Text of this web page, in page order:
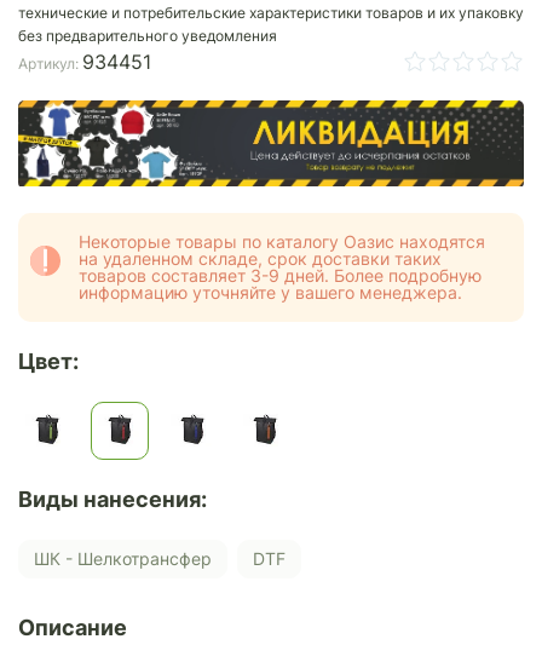
технические и потребительские характеристики товаров и их упаковку
без предварительного уведомления
Артикул: 934451
Некоторые товары по каталогу Оазис находятся
на удаленном складе, срок доставки таких
товаров составляет 3-9 дней. Более подробную
информацию уточняйте у вашего менеджера.
Цвет:
Виды нанесения:
ШК - Шелкотрансфер DTF
Описание